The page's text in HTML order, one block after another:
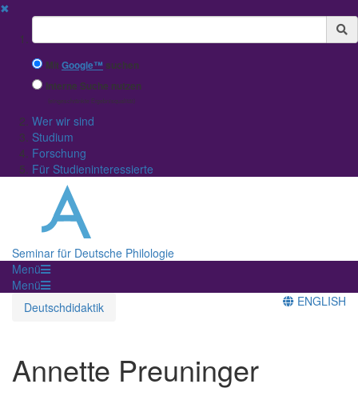
✖
Suchbegriff
MitGoogle™ suchen
Interne Suche nutzen
(eingeschränkte Ergebnisqualität)
Wer wir sind
Studium
Forschung
Für Studieninteressierte
Seminar für Deutsche Philologie
Menü
Menü
Deutschdidaktik
ENGLISH
Annette Preuninger